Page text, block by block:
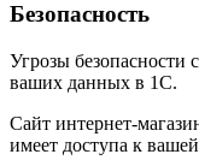
Безопасность
Угрозы безопасности
ваших данных в 1С.
Сайт интернет-
имеет доступа к